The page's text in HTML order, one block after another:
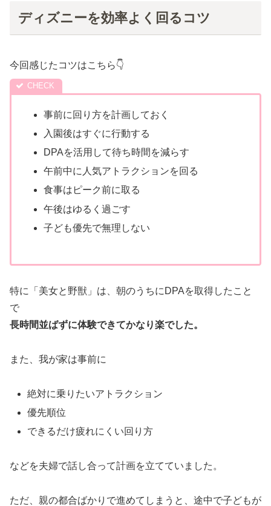
ディズニーを効率よく回るコツ
今回感じたコツはこちら👇
事前に回り方を計画しておく
入園後はすぐに行動する
DPAを活用して待ち時間を減らす
午前中に人気アトラクションを回る
食事はピーク前に取る
午後はゆるく過ごす
子ども優先で無理しない
特に「美女と野獣」は、朝のうちにDPAを取得したこと
で
長時間並ばずに体験できてかなり楽でした。
また、我が家は事前に
絶対に乗りたいアトラクション
優先順位
できるだけ疲れにくい回り方
などを夫婦で話し合って計画を立てていました。
ただ、親の都合ばかりで進めてしまうと、途中で子どもが